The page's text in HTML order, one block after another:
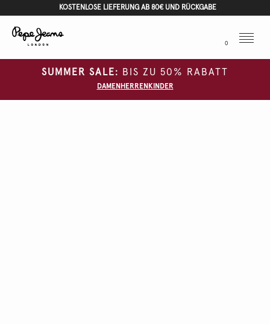
KOSTENLOSE LIEFERUNG AB 80€ UND RÜCKGABE
0
Menu
SUMMER SALE: BIS ZU 50% RABATT
DAMEN HERREN KINDER